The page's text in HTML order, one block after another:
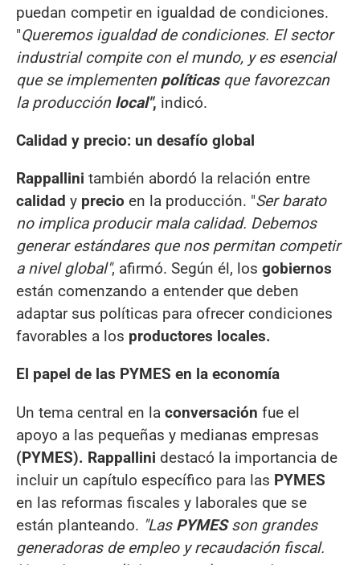
puedan competir en igualdad de condiciones.
"Queremos igualdad de condiciones. El sector
industrial compite con el mundo, y es esencial
que se implementen políticasque favorezcan
la producción local", indicó.
Calidad y precio: un desafío global
Rappallini también abordó la relación entre
calidad y precio en la producción. "Ser barato
no implica producir mala calidad. Debemos
generar estándares que nos permitan competir
a nivel global", afirmó. Según él, los gobiernos
están comenzando a entender que deben
adaptar sus políticas para ofrecer condiciones
favorables a los productores locales.
El papel de las PYMES en la economía
Un tema central en la conversación fue el
apoyo a las pequeñas y medianas empresas
(PYMES). Rappallini destacó la importancia de
incluir un capítulo específico para las PYMES
en las reformas fiscales y laborales que se
están planteando. "Las PYMESson grandes
generadoras de empleo y recaudación fiscal.